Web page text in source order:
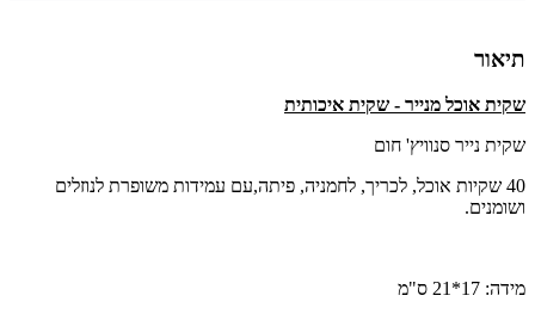
תיאור
שקית אוכל מנייר - שקית איכותית
שקית נייר סנוויץ' חום
40 שקיות אוכל, לכריך, לחמניה, פיתה,
עם עמידות משופרת לנוזלים
ושומנים.
מידה: 17*21 ס"מ